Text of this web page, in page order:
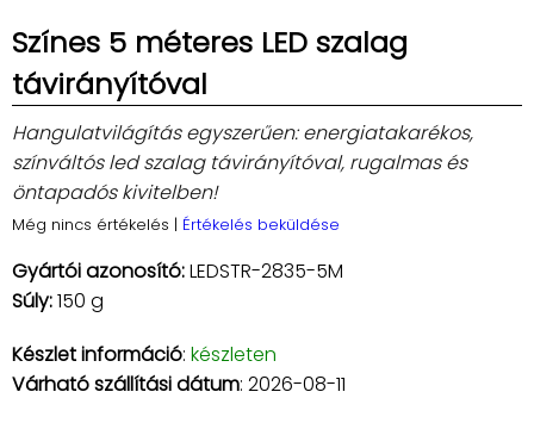
Színes 5 méteres LED szalag
távirányítóval
Hangulatvilágítás egyszerűen: energiatakarékos,
színváltós led szalag távirányítóval, rugalmas és
öntapadós kivitelben!
Még nincs értékelés | Értékelés beküldése
Gyártói azonosító:LEDSTR-2835-5M
Súly:150 g
Készlet információ: készleten
Várható szállítási dátum: 2026-08-11